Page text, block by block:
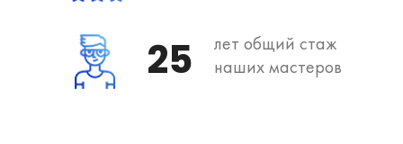
25
лет общий стаж
наших мастеров